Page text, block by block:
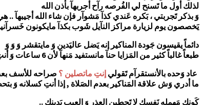
لذلك أول ما تَسنح لي الفُرصه رآح أجربهآ بأذن الله
وَ بذكر تَجربتي ، بَكره عَندي كذآ مَشوآر فإن شاء الله أجيبهآ
يَخصصون يوم لزيارة مراكز النآيل شَوب بكذآ مايكونون
دائماً يقيسون جَودة المناكير إنه يَضل عاليَدين وَ مايتقشر وَ وَ وَ
طبعاً غالباً كثير من المَزايا حنآ مانستفيد مَنهآ لأن 6 ساعات وَ أنتِ شايلته .. إلخ
عاد وَحده بالأنستقرآم تَقولي إنتِ ماتصلين ؟ صراحه للأسف
ما أدري وَش علاقة المَناكير بعدم الصَلاة , إذا أنتِ كسلانه
كَونك مَهمله نَفسك لا تَحطين العذر وَ العيب بَدينك ..